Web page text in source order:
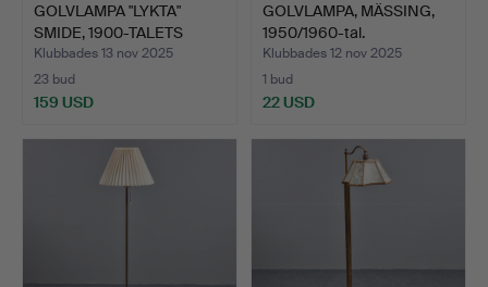
GOLVLAMPA "LYKTA"
SMIDE, 1900-TALETS
FÖRST…
Klubbades 13 nov 2025
23 bud
159 USD
GOLVLAMPA, MÄSSING,
1950/1960-tal.
Klubbades 12 nov 2025
1 bud
22 USD